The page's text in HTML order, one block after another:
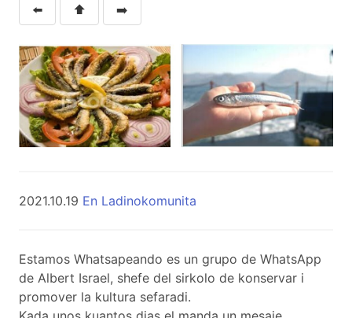
⬅️ ⬆️ ➡️
2021.10.19 En Ladinokomunita
Estamos Whatsapeando es un grupo de WhatsApp
de Albert Israel, shefe del sirkolo de konservar i
promover la kultura sefaradi.